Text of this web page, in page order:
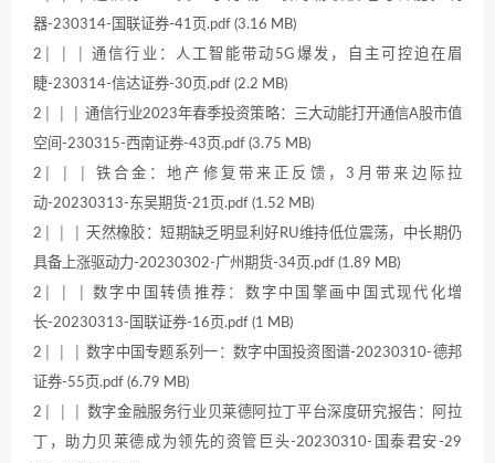
器-230314-国联证券-41页.pdf (3.16 MB)
2│ │ │ 通信行业：人工智能带动5G爆发，自主可控迫在眉
睫-230314-信达证券-30页.pdf (2.2 MB)
2│ │ │ 通信行业2023年春季投资策略：三大动能打开通信A股市值
空间-230315-西南证券-43页.pdf (3.75 MB)
2│ │ │ 铁合金：地产修复带来正反馈，3月带来边际拉
动-20230313-东吴期货-21页.pdf (1.52 MB)
2│ │ │ 天然橡胶：短期缺乏明显利好RU维持低位震荡，中长期仍
具备上涨驱动力-20230302-广州期货-34页.pdf (1.89 MB)
2│ │ │ 数字中国转债推荐：数字中国擎画中国式现代化增
长-20230313-国联证券-16页.pdf (1 MB)
2│ │ │ 数字中国专题系列一：数字中国投资图谱-20230310-德邦
证券-55页.pdf (6.79 MB)
2│ │ │ 数字金融服务行业贝莱德阿拉丁平台深度研究报告：阿拉
丁，助力贝莱德成为领先的资管巨头-20230310-国泰君安-29